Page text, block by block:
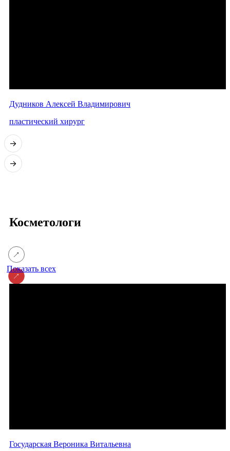
Дудников Алексей Владимирович
пластический хирург
Косметологи
Показать всех
Государская Вероника Витальевна